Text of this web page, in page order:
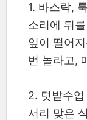
1. 바스락,
소리에 뒤
잎이 떨어
번 놀라고,
2. 텃밭수업
서리 맞은